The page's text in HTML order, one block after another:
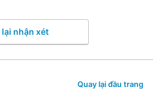
nhận xét
Quay lại đầu trang